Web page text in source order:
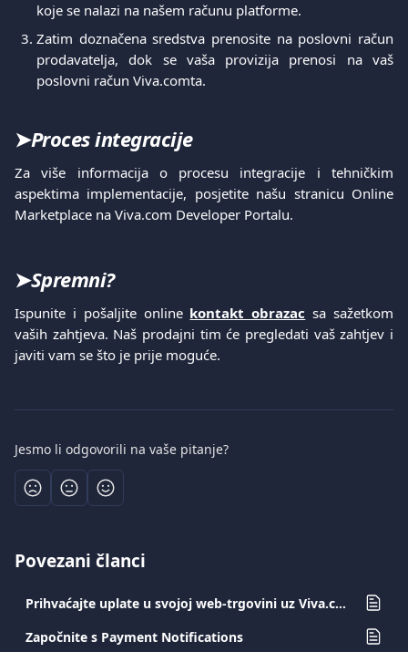
koje se nalazi na našem računu platforme.
Zatim doznačena sredstva prenosite na poslovni račun
prodavatelja, dok se vaša provizija prenosi na vaš
poslovni račun Viva.comta.
➤Proces integracije
Za više informacija o procesu integracije i tehničkim
aspektima implementacije, posjetite našu stranicu Online
Marketplace na Viva.com Developer Portalu.
➤Spremni?
Ispunite i pošaljite online kontakt obrazac sa sažetkom
vaših zahtjeva. Naš prodajni tim će pregledati vaš zahtjev i
javiti vam se što je prije moguće.
Jesmo li odgovorili na vaše pitanje?
Povezani članci
Prihvaćajte uplate u svojoj web-trgovini uz Viva.com
Započnite s Payment Notifications